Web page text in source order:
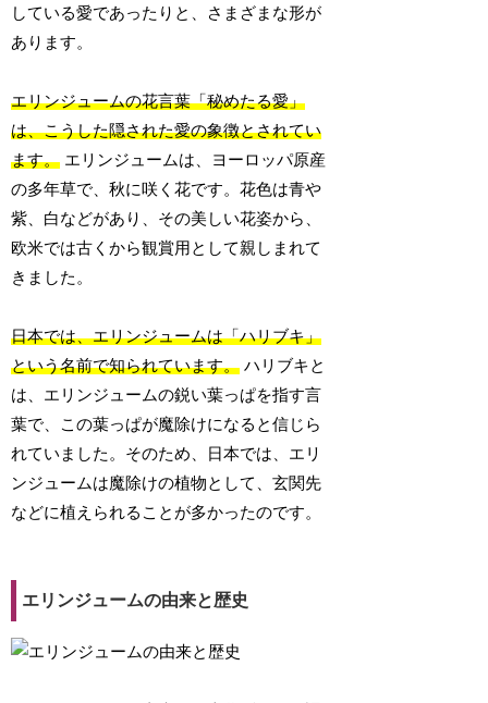
している愛であったりと、さまざまな形が
あります。
エリンジュームの花言葉「秘めたる愛」
は、こうした隠された愛の象徴とされてい
ます。 エリンジュームは、ヨーロッパ原産
の多年草で、秋に咲く花です。花色は青や
紫、白などがあり、その美しい花姿から、
欧米では古くから観賞用として親しまれて
きました。
日本では、エリンジュームは「ハリブキ」
という名前で知られています。 ハリブキと
は、エリンジュームの鋭い葉っぱを指す言
葉で、この葉っぱが魔除けになると信じら
れていました。そのため、日本では、エリ
ンジュームは魔除けの植物として、玄関先
などに植えられることが多かったのです。
エリンジュームの由来と歴史